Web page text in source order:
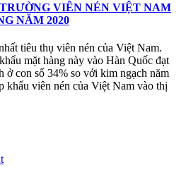
VIÊN NÉN VIỆT NAM
NĂM 2020
tiêu thụ viên nén của Việt Nam.
mặt hàng này vào Hàn Quốc đạt
ở con số 34% so với kim ngạch năm
khẩu viên nén của Việt Nam vào thị